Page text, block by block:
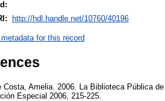
http://hdl.handle.net/10760/40196
for this record
Costa, Amelia. 2006. La Biblioteca Pública
Especial 2006, 215-225.